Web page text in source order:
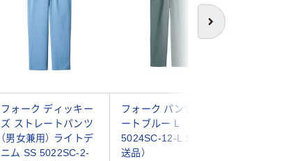
次へ
フォーク ディッキー
ズ ストレートパンツ
（男女兼用） ライトデ
ニム SS 5022SC-2-
フォーク パンツ スレ
ートブルー L
5024SC-12-L 1枚（直
送品）